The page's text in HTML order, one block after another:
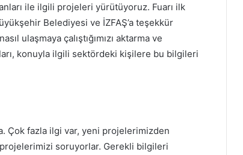
ile ilgili projeleri yürütüyoruz. Fuarı ilk
Belediyesi ve İZFAŞ’a teşekkür
ulaşmaya çalıştığımızı aktarma ve
konuyla ilgili sektördeki kişilere bu bilgileri
Çok fazla ilgi var, yeni projelerimizden
soruyorlar. Gerekli bilgileri